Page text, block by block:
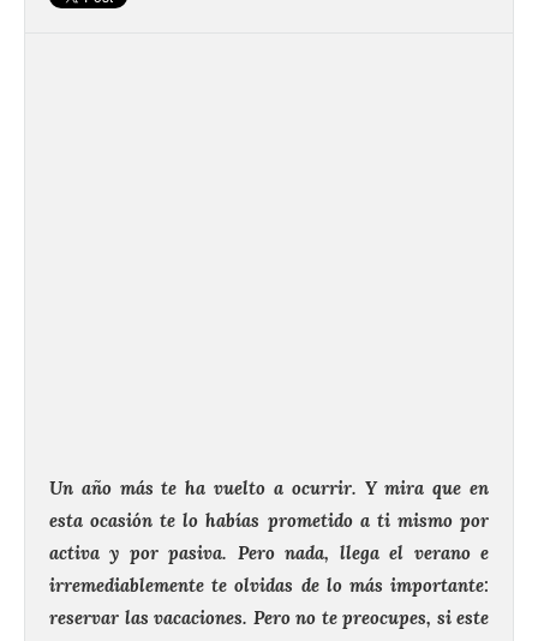
Un año más te ha vuelto a ocurrir. Y mira que en
esta ocasión te lo habías prometido a ti mismo por
activa y por pasiva. Pero nada, llega el verano e
irremediablemente te olvidas de lo más importante:
reservar las vacaciones. Pero no te preocupes, si este